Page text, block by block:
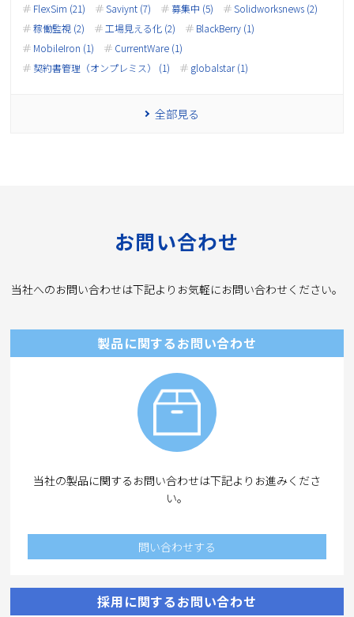
FlexSim (21)
Saviynt (7) 募集中 (5)
Solidworksnews (2)
稼働監視 (2)
工場見える化 (2)
BlackBerry (1)
MobileIron (1)
CurrentWare (1)
契約書管理（オンプレミス） (1)
globalstar (1)
全部見る
お問い合わせ
当社へのお問い合わせは下記よりお気軽にお問い合わせください。
製品に関するお問い合わせ
当社の製品に関するお問い合わせは下記よりお進みくださ
い。
問い合わせする
採用に関するお問い合わせ